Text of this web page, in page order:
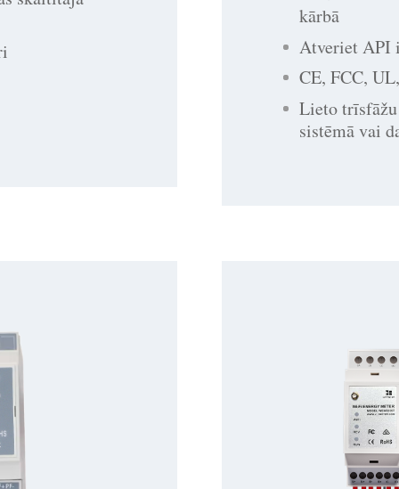
kārbā
Atveriet API
CE, FCC,
Lieto
sistēmā vai